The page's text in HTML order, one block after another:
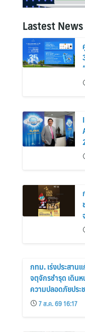
Lastest News
กทม. เร่งประสาน
จตุจักรชำรุด เดิน
ความปลอดภัยประ
7 ส.ค. 69 16:17